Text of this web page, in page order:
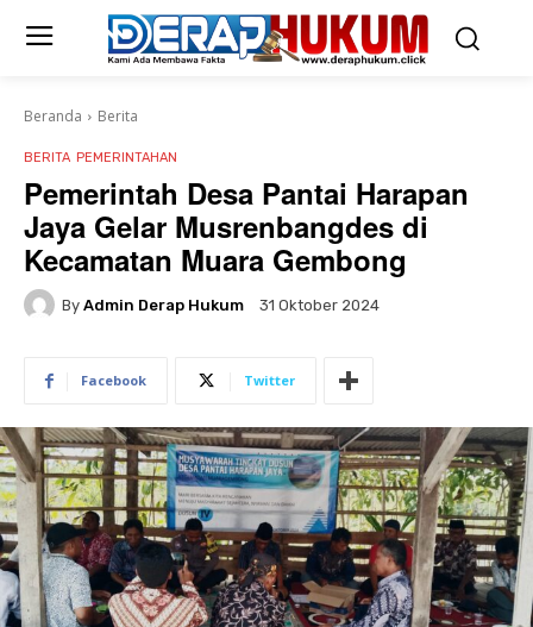
Beranda Berita
BERITA PEMERINTAHAN
Pemerintah Desa Pantai Harapan
Jaya Gelar Musrenbangdes di
Kecamatan Muara Gembong
By Admin Derap Hukum 31 Oktober 2024
Facebook Twitter